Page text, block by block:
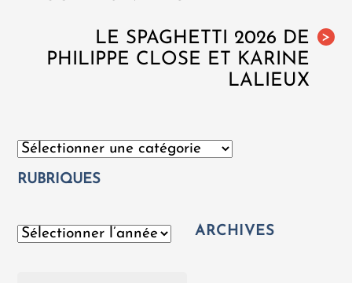
>
LE SPAGHETTI 2026 DE
PHILIPPE CLOSE ET KARINE
LALIEUX
Catégories
RUBRIQUES
Archives ARCHIVES